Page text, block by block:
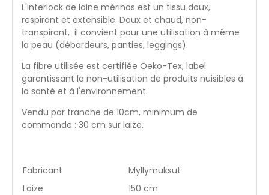
L'interlock de laine mérinos est un tissu doux,
respirant et extensible. Doux et chaud, non-
transpirant, il convient pour une utilisation à même
la peau (débardeurs, panties, leggings).
La fibre utilisée est certifiée Oeko-Tex, label
garantissant la non-utilisation de produits nuisibles à
la santé et à l'environnement.
Vendu par tranche de 10cm, minimum de
commande : 30 cm sur laize.
Fabricant
Myllymuksut
Laize
150 cm